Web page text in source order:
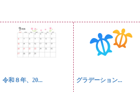
令和８年、20... グラデーション...